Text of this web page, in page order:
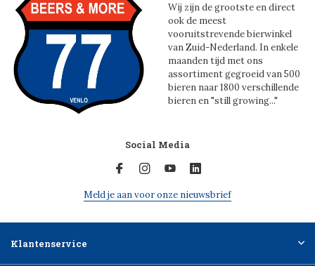
Wij zijn de grootste en direct
ook de meest
vooruitstrevende bierwinkel
van Zuid-Nederland. In enkele
maanden tijd met ons
assortiment gegroeid van 500
bieren naar 1800 verschillende
bieren en "still growing..."
Social Media
Meld je aan voor onze nieuwsbrief
Klantenservice